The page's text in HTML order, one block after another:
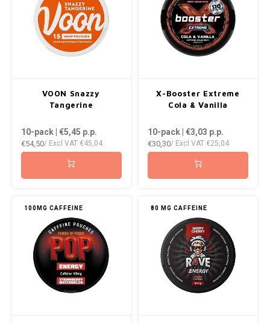
VOON Snazzy
Tangerine
10-pack | €5,45 p.p.
€54,50/ Excl VAT €45,04
X-Booster Extreme
Cola & Vanilla
10-pack | €3,03 p.p.
€30,30/ Excl VAT €25,04
100MG CAFFEINE 80 MG CAFFEINE